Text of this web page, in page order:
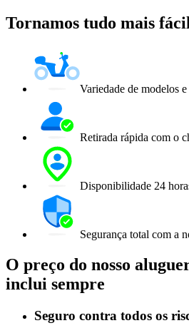
Tornamos tudo mais
Variedade de modelos
Retirada rápida com o
Disponibilidade 24
Segurança total com a
O preço do nosso
inclui sempre
Seguro contra todos os